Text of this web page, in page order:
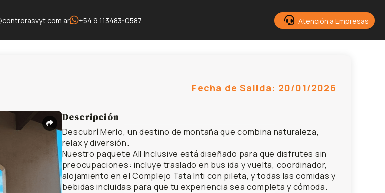
+54 9 113483-0587 Atención a Empresas
Fecha de Salida: 20/01/2026
Descripción
Descubrí Merlo, un destino de montaña que combina naturaleza,
relax y diversión.
Nuestro paquete All Inclusive está diseñado para que disfrutes sin
preocupaciones: incluye traslado en bus ida y vuelta, coordinador,
alojamiento en el Complejo Tata Inti con pileta, y todas las comidas y
bebidas incluidas para que tu experiencia sea completa y cómoda.